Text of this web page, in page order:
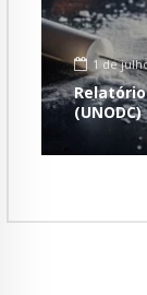
1 de
(UNODC)